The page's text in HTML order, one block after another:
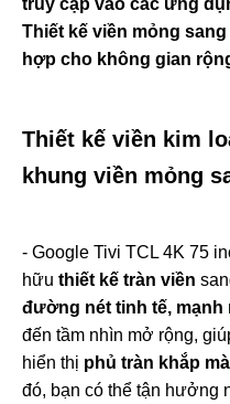
truy cập vào các ứng
Thiết kế viền mỏng
hợp cho không gian
Thiết kế viền kim
khung viền mỏng
- Google Tivi TCL 4K 75
hữu thiết kế tràn viền
đường nét tinh tế, mạnh
đến tầm nhìn mở rộng,
hiển thị phủ tràn khắp
đó, bạn có thể tận hưởng